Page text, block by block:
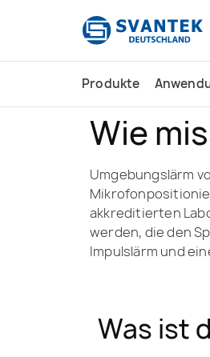
Produkte
Wie
Umgebungslärm
akkreditierten
werden, die den
Impulslärm und
Was ist